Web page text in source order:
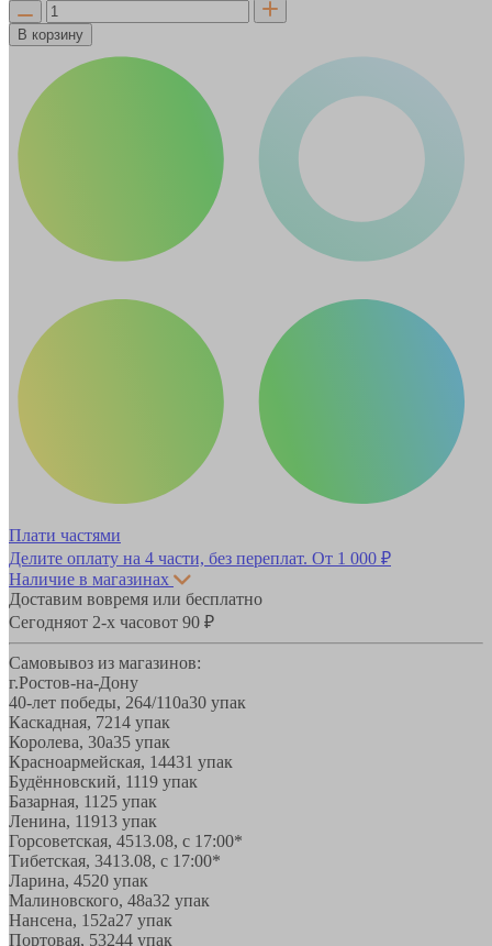
В корзину
Плати частями
Делите оплату на 4 части, без переплат. От 1 000 ₽
Наличие в магазинах
Доставим вовремя или бесплатно
Сегодняот 2-х часовот 90 ₽
Самовывоз из магазинов:
г.Ростов-на-Дону
40-лет победы, 264/110а30 упак
Каскадная, 7214 упак
Королева, 30а35 упак
Красноармейская, 14431 упак
Будённовский, 1119 упак
Базарная, 11 25 упак
Ленина, 11913 упак
Горсоветская, 4513.08, с 17:00*
Тибетская, 3413.08, с 17:00*
Ларина, 4520 упак
Малиновского, 48а32 упак
Нансена, 152а27 упак
Портовая, 53244 упак